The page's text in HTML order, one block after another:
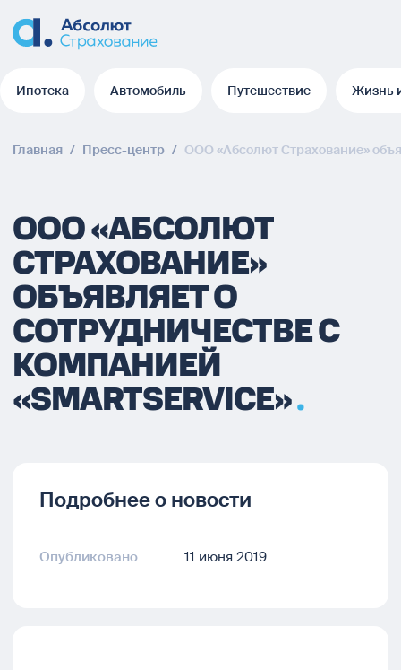
Ипотека Автомобиль Путешествие Жизнь
Главная / Пресс-центр / ООО «Абсолют Страхование»
ООО «АБСОЛЮТ
СТРАХОВАНИЕ»
ОБЪЯВЛЯЕТ О
СОТРУДНИЧЕСТВЕ С
КОМПАНИЕЙ
«SMARTSERVICE»
Подробнее о новости
Опубликовано 11 июня 2019